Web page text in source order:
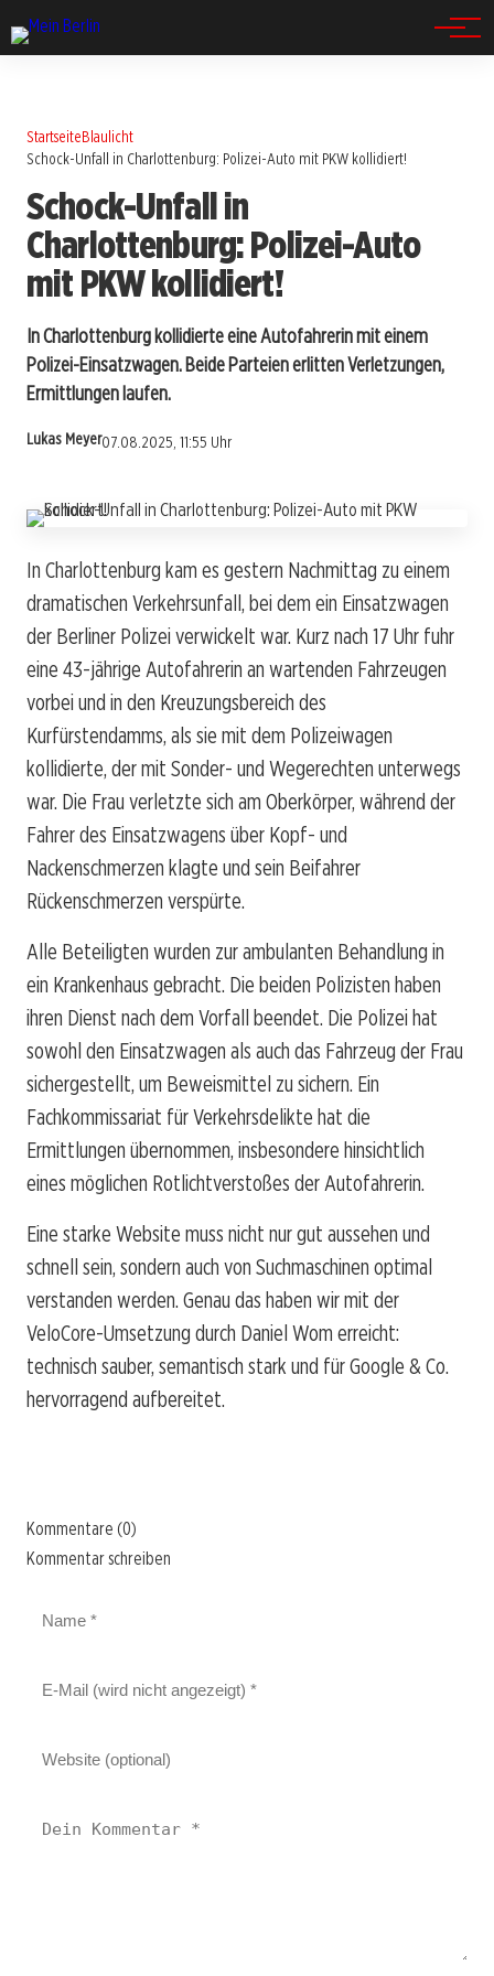
StartseiteBlaulicht
Schock-Unfall in Charlottenburg: Polizei-Auto mit PKW kollidiert!
Schock-Unfall in
Charlottenburg: Polizei-Auto
mit PKW kollidiert!
In Charlottenburg kollidierte eine Autofahrerin mit einem
Polizei-Einsatzwagen. Beide Parteien erlitten Verletzungen,
Ermittlungen laufen.
Lukas Meyer07.08.2025, 11:55 Uhr
In Charlottenburg kam es gestern Nachmittag zu einem
dramatischen Verkehrsunfall, bei dem ein Einsatzwagen
der Berliner Polizei verwickelt war. Kurz nach 17 Uhr fuhr
eine 43-jährige Autofahrerin an wartenden Fahrzeugen
vorbei und in den Kreuzungsbereich des
Kurfürstendamms, als sie mit dem Polizeiwagen
kollidierte, der mit Sonder- und Wegerechten unterwegs
war. Die Frau verletzte sich am Oberkörper, während der
Fahrer des Einsatzwagens über Kopf- und
Nackenschmerzen klagte und sein Beifahrer
Rückenschmerzen verspürte.
Alle Beteiligten wurden zur ambulanten Behandlung in
ein Krankenhaus gebracht. Die beiden Polizisten haben
ihren Dienst nach dem Vorfall beendet. Die Polizei hat
sowohl den Einsatzwagen als auch das Fahrzeug der Frau
sichergestellt, um Beweismittel zu sichern. Ein
Fachkommissariat für Verkehrsdelikte hat die
Ermittlungen übernommen, insbesondere hinsichtlich
eines möglichen Rotlichtverstoßes der Autofahrerin.
Eine starke Website muss nicht nur gut aussehen und
schnell sein, sondern auch von Suchmaschinen optimal
verstanden werden. Genau das haben wir mit der
VeloCore-Umsetzung durch Daniel Wom erreicht:
technisch sauber, semantisch stark und für Google & Co.
hervorragend aufbereitet.
Kommentare (0)
Kommentar schreiben